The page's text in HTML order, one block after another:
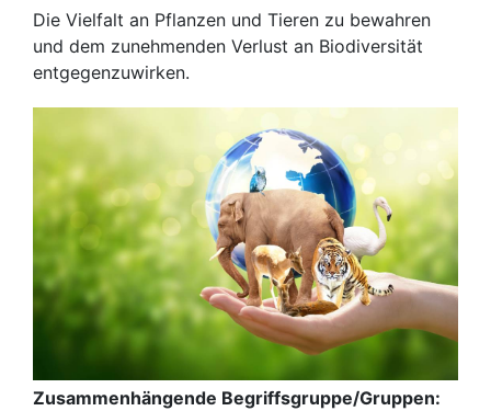
Die Vielfalt an Pflanzen und Tieren zu bewahren
und dem zunehmenden Verlust an Biodiversität
entgegenzuwirken.
Zusammenhängende Begriffsgruppe/Gruppen: